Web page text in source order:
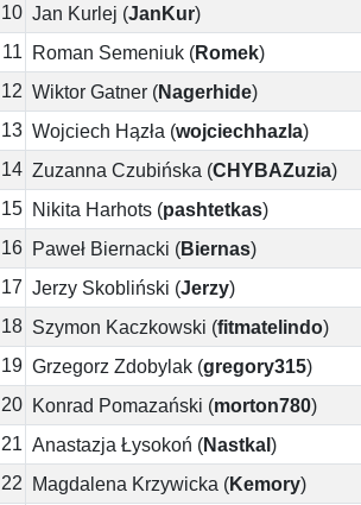
10 Jan Kurlej (JanKur)
11
Roman Semeniuk (Romek)
12 Wiktor Gatner (Nagerhide)
13 Wojciech Hązła (wojciechhazla)
14 Zuzanna Czubińska (CHYBAZuzia)
15 Nikita Harhots (pashtetkas)
16 Paweł Biernacki (Biernas)
17 Jerzy Skobliński (Jerzy)
18 Szymon Kaczkowski (fitmatelindo)
19 Grzegorz Zdobylak (gregory315)
20 Konrad Pomazański (morton780)
21 Anastazja Łysokoń (Nastkal )
22
Magdalena Krzywicka (Kemory)